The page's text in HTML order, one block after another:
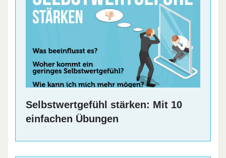
Selbstwertgefühl stärken: Mit 10
einfachen Übungen